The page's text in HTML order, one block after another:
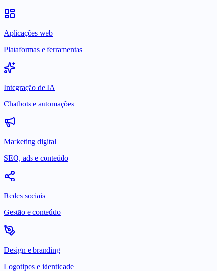
Aplicações web
Plataformas e ferramentas
Integração de IA
Chatbots e automações
Marketing digital
SEO, ads e conteúdo
Redes sociais
Gestão e conteúdo
Design e branding
Logotipos e identidade